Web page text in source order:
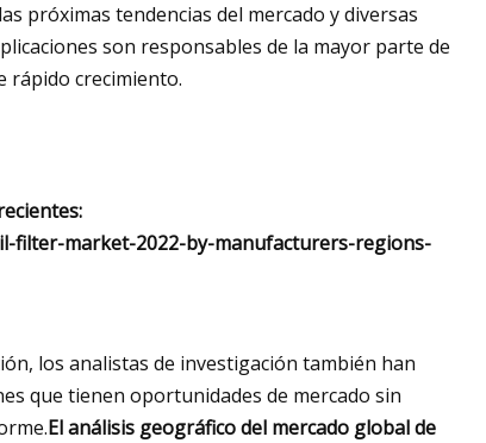
próximas tendencias del mercado y diversas
son responsables de la mayor parte de
rápido crecimiento.
filter-market-2022-by-manufacturers-regions-
los analistas de investigación también han
que tienen oportunidades de mercado sin
El análisis geográfico del mercado global de